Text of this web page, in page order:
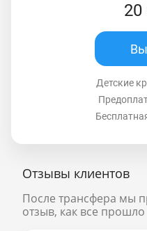
20
Детские
Отзывы клиентов
После трансфера мы
отзыв, как все прошло